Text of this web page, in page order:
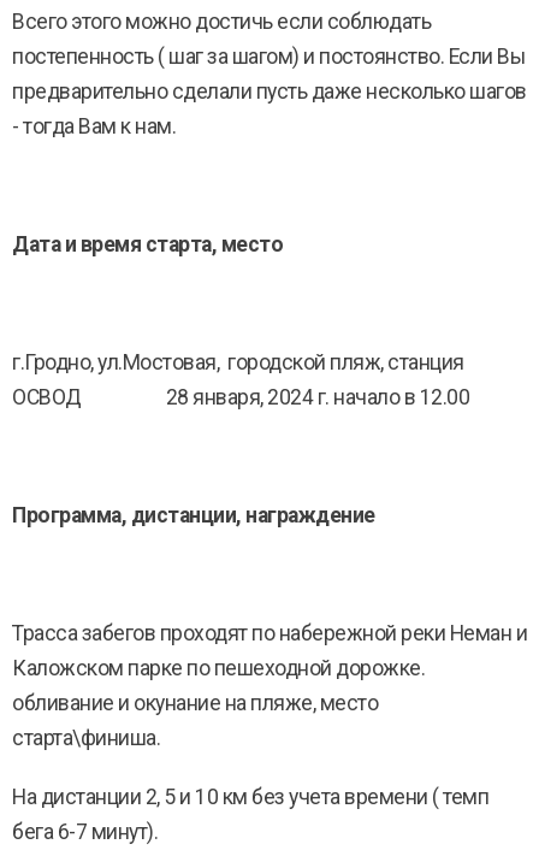
Всего этого можно достичь если соблюдать
постепенность ( шаг за шагом) и постоянство. Если Вы
предварительно сделали пусть даже несколько шагов
- тогда Вам к нам.
Дата и время старта, место
г.Гродно, ул.Мостовая, городской пляж, станция
ОСВОД 28 января, 2024 г. начало в 12.00
Программа, дистанции, награждение
Трасса забегов проходят по набережной реки Неман и
Каложском парке по пешеходной дорожке.
обливание и окунание на пляже, место
старта\финиша.
На дистанции 2, 5 и 10 км без учета времени ( темп
бега 6-7 минут).